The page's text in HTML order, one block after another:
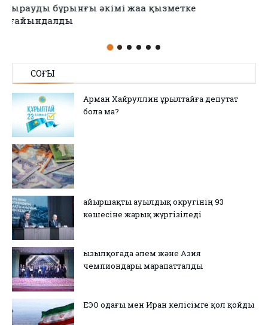
«Белсенді азаматтар» чаты арқылы күніне 15 заң
бұзушылық анықталады
СОҢҒЫ
Арман Хайруллин Құрылтайға депутат
бола ма?
Қайыршақты ауылдық округінің 93
көшесіне жарық жүргізіледі
Қызылқоғада әлем және Азия
чемпиондары марапатталды
ЕЭО одағы мен Иран келісімге қол қойды